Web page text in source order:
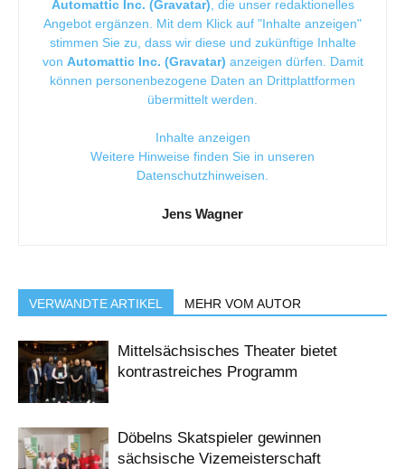
Automattic Inc. (Gravatar), die unser redaktionelles
Angebot ergänzen. Mit dem Klick auf "Inhalte anzeigen"
stimmen Sie zu, dass wir diese und zukünftige Inhalte
von Automattic Inc. (Gravatar) anzeigen dürfen. Damit
können personenbezogene Daten an Drittplattformen
übermittelt werden.
Inhalte anzeigen
Weitere Hinweise finden Sie in unseren
Datenschutzhinweisen.
Jens Wagner
VERWANDTE ARTIKEL MEHR VOM AUTOR
Mittelsächsisches Theater bietet
kontrastreiches Programm
Döbelns Skatspieler gewinnen
sächsische Vizemeisterschaft